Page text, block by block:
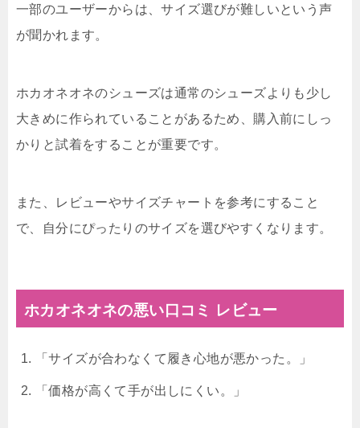
一部のユーザーからは、サイズ選びが難しいという声
が聞かれます。
ホカオネオネのシューズは通常のシューズよりも少し
大きめに作られていることがあるため、購入前にしっ
かりと試着をすることが重要です。
また、レビューやサイズチャートを参考にすること
で、自分にぴったりのサイズを選びやすくなります。
ホカオネオネの悪い口コミ レビュー
「サイズが合わなくて履き心地が悪かった。」
「価格が高くて手が出しにくい。」